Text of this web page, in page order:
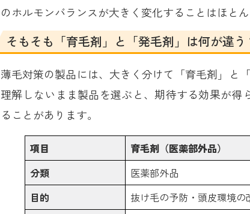
のホルモンバランスが大きく変化することはほとん
そもそも「育毛剤」と「発毛剤」は何が違う
薄毛対策の製品には、大きく分けて「育毛剤」と
理解しないまま製品を選ぶと、期待する効果が得
ることがあります。
項目 育毛剤（医薬部外品）
分類
医薬部外品
目的
抜け毛の予防・頭皮環境の